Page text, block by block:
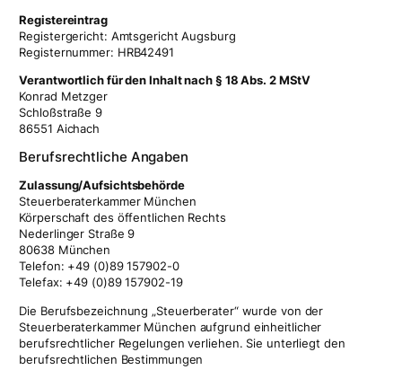
Registereintrag
Registergericht: Amtsgericht Augsburg
Registernummer: HRB42491
Verantwortlich für den Inhalt nach § 18 Abs. 2 MStV
Konrad Metzger
Schloßstraße 9
86551 Aichach
Berufsrechtliche Angaben
Zulassung/Aufsichtsbehörde
Steuerberaterkammer München
Körperschaft des öffentlichen Rechts
Nederlinger Straße 9
80638 München
Telefon: +49 (0)89 157902-0
Telefax: +49 (0)89 157902-19
Die Berufsbezeichnung „Steuerberater“ wurde von der
Steuerberaterkammer München aufgrund einheitlicher
berufsrechtlicher Regelungen verliehen. Sie unterliegt den
berufsrechtlichen Bestimmungen